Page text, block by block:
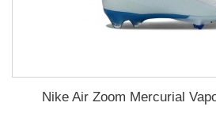
Nike Air Zoom Mercurial